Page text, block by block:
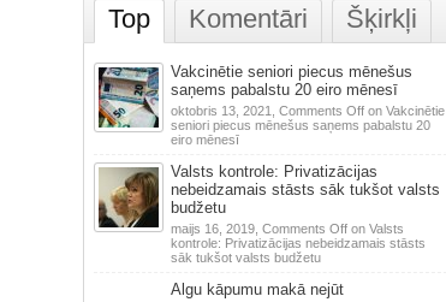
Top Komentāri Šķirkļi
Vakcinētie seniori piecus mēnešus
saņems pabalstu 20 eiro mēnesī
oktobris 13, 2021, Comments Offon Vakcinētie
seniori piecus mēnešus saņems pabalstu 20
eiro mēnesī
Valsts kontrole: Privatizācijas
nebeidzamais stāsts sāk tukšot valsts
budžetu
maijs 16, 2019, Comments Offon Valsts
kontrole: Privatizācijas nebeidzamais stāsts
sāk tukšot valsts budžetu
Algu kāpumu makā nejūt